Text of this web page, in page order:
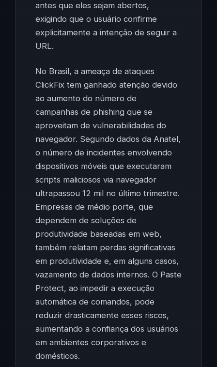
antes que eles sejam abertos,
exigindo que o usuário confirme
explicitamente a intenção de seguir a
URL.
No Brasil, a ameaça de ataques
ClickFix tem ganhado atenção devido
ao aumento do número de
campanhas de phishing que se
aproveitam de vulnerabilidades do
navegador. Segundo dados da Anatel,
o número de incidentes envolvendo
dispositivos móveis que executaram
scripts maliciosos via navegador
ultrapassou 12 mil no último trimestre.
Empresas de médio porte, que
dependem de soluções de
produtividade baseadas em web,
também relatam perdas significativas
em produtividade e, em alguns casos,
vazamento de dados internos. O Paste
Protect, ao impedir a execução
automática de comandos, pode
reduzir drasticamente esses riscos,
aumentando a confiança dos usuários
em ambientes corporativos e
domésticos.